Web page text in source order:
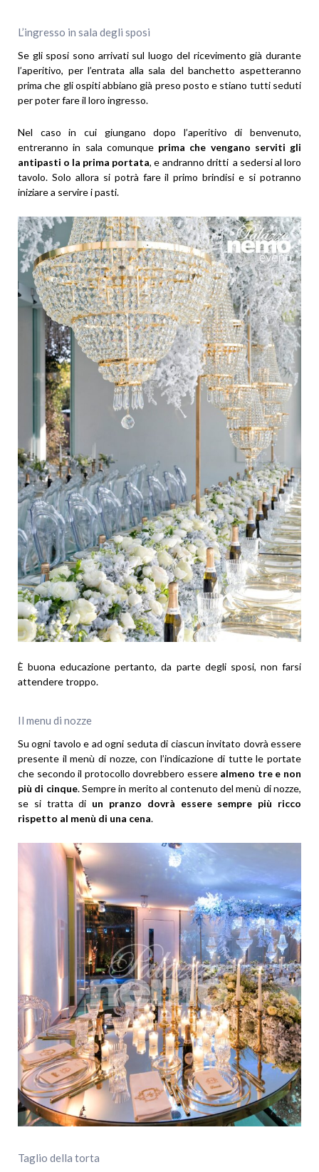
L’ingresso in sala degli sposi
Se gli sposi sono arrivati sul luogo del ricevimento già durante
l’aperitivo, per l’entrata alla sala del banchetto aspetteranno
prima che gli ospiti abbiano già preso posto e stiano tutti seduti
per poter fare il loro ingresso.
Nel caso in cui giungano dopo l’aperitivo di benvenuto,
entreranno in sala comunqueprima che vengano serviti gli
antipasti o la prima portata, e andranno dritti a sedersi al loro
tavolo. Solo allora si potrà fare il primo brindisi e si potranno
iniziare a servire i pasti.
È buona educazione pertanto, da parte degli sposi, non farsi
attendere troppo.
Il menu di nozze
Su ogni tavolo e ad ogni seduta di ciascun invitato dovrà essere
presente il menù di nozze, con l’indicazione di tutte le portate
che secondo il protocollo dovrebbero essere almeno tre e non
più di cinque. Sempre in merito al contenuto del menù di nozze,
se si tratta di un pranzo dovrà essere sempre più ricco
rispetto al menù di una cena.
Taglio della torta